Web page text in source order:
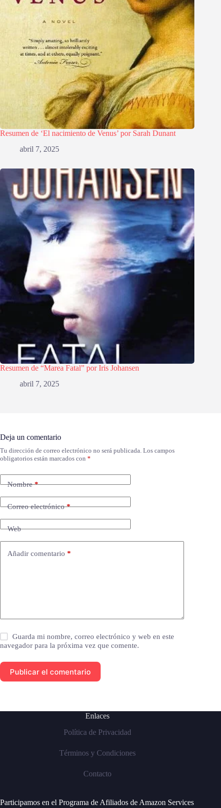
Resumen de ‘El nacimiento de Venus’ por Sarah Dunant
abril 7, 2025
Resumen de “Marea Fatal” por Iris Johansen
abril 7, 2025
Deja un comentario
Tu dirección de correo electrónico no será publicada. Los campos
obligatorios están marcados con *
Nombre*
Correo electrónico*
Web
Añadir comentario *
Guarda mi nombre, correo electrónico y web en este
navegador para la próxima vez que comente.
Publicar el comentario
Enlaces
Política de Privacidad
Términos y Condiciones
Contacto
Participamos en el Programa de Afiliados de Amazon Services